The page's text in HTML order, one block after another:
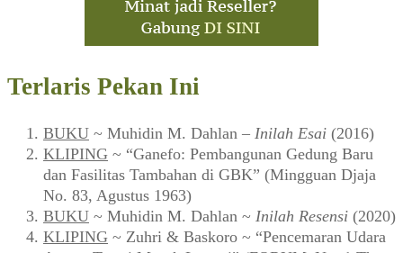
Terlaris Pekan Ini
BUKU ~ Muhidin M. Dahlan – Inilah Esai (2016)
KLIPING ~ “Ganefo: Pembangunan Gedung Baru
dan Fasilitas Tambahan di GBK” (Mingguan Djaja
No. 83, Agustus 1963)
BUKU ~ Muhidin M. Dahlan ~ Inilah Resensi (2020)
KLIPING ~ Zuhri & Baskoro ~ “Pencemaran Udara